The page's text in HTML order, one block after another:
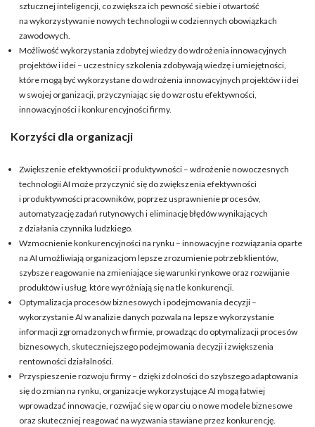
sztucznej inteligencji, co zwiększa ich pewność siebie i otwartość
na wykorzystywanie nowych technologii w codziennych obowiązkach
zawodowych.
Możliwość wykorzystania zdobytej wiedzy do wdrożenia innowacyjnych
projektów i idei – uczestnicy szkolenia zdobywają wiedzę i umiejętności,
które mogą być wykorzystane do wdrożenia innowacyjnych projektów i idei
w swojej organizacji, przyczyniając się do wzrostu efektywności,
innowacyjności i konkurencyjności firmy.
Korzyści dla organizacji
Zwiększenie efektywności i produktywności – wdrożenie nowoczesnych
technologii AI może przyczynić się do zwiększenia efektywności
i produktywności pracowników, poprzez usprawnienie procesów,
automatyzację zadań rutynowych i eliminację błędów wynikających
z działania czynnika ludzkiego.
Wzmocnienie konkurencyjności na rynku – innowacyjne rozwiązania oparte
na AI umożliwiają organizacjom lepsze zrozumienie potrzeb klientów,
szybsze reagowanie na zmieniające się warunki rynkowe oraz rozwijanie
produktów i usług, które wyróżniają się na tle konkurencji.
Optymalizacja procesów biznesowych i podejmowania decyzji –
wykorzystanie AI w analizie danych pozwala na lepsze wykorzystanie
informacji zgromadzonych w firmie, prowadząc do optymalizacji procesów
biznesowych, skuteczniejszego podejmowania decyzji i zwiększenia
rentowności działalności.
Przyspieszenie rozwoju firmy – dzięki zdolności do szybszego adaptowania
się do zmian na rynku, organizacje wykorzystujące AI mogą łatwiej
wprowadzać innowacje, rozwijać się w oparciu o nowe modele biznesowe
oraz skuteczniej reagować na wyzwania stawiane przez konkurencję.